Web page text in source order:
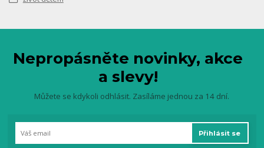
Nepropásněte novinky, akce
a slevy!
Můžete se kdykoli odhlásit. Zasíláme jednou za 14 dní.
Přihlásit se